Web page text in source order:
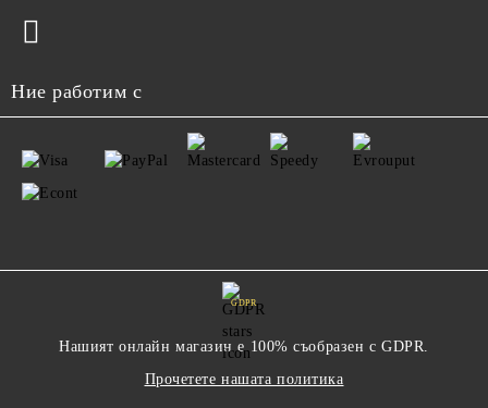
Ние работим с
GDPR
Нашият онлайн магазин е 100% съобразен с GDPR.
Прочетете нашата политика